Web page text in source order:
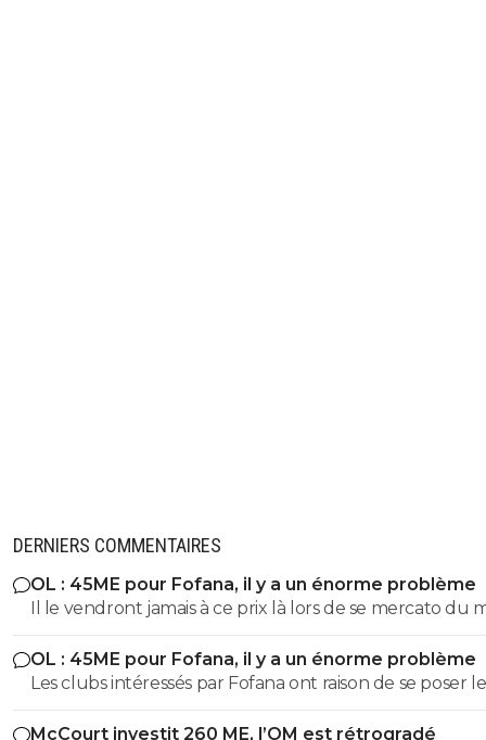
DERNIERS COMMENTAIRES
OL : 45ME pour Fofana, il y a un énorme problème
Il le vendront jamais à ce prix là lors de se mercato du
OL : 45ME pour Fofana, il y a un énorme problème
Les clubs intéressés par Fofana ont raison de se poser
bonnes questions à son sujet sur sa longue blessure. Il
évident que les clubs cités ne veulent pas prendre de
McCourt investit 260 ME, l’OM est rétrogradé